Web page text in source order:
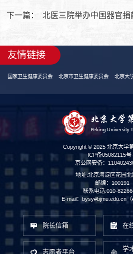
下一篇： 北医三院举办中国器官
友情链接
国家卫生健康委员会 北京市卫生健康委员会 北京大
Copyright © 2025 北京大学
ICP备05082115号
京公网安备：
地址:北京海淀区花园北
邮编：100191
联系电话:010-
E-mail：bysy#bjmu.edu.cn（
院长信箱 在
志愿者平台
学